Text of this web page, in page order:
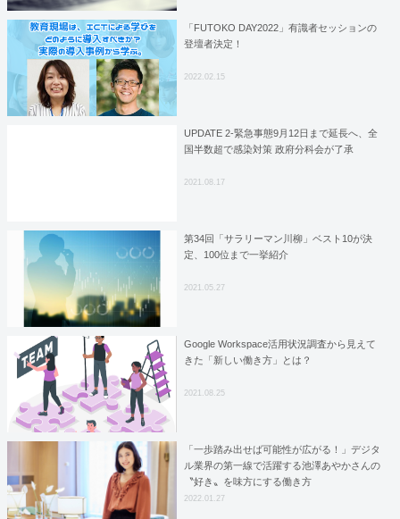
「FUTOKO DAY2022」有識者セッションの
登壇者決定！
2022.02.15
UPDATE 2-緊急事態9月12日まで延長へ、全
国半数超で感染対策 政府分科会が了承
2021.08.17
第34回「サラリーマン川柳」ベスト10が決
定、100位まで一挙紹介
2021.05.27
Google Workspace活用状況調査から見えて
きた「新しい働き方」とは？
2021.08.25
「一歩踏み出せば可能性が広がる！」デジタ
ル業界の第一線で活躍する池澤あやかさんの
〝好き〟を味方にする働き方
2022.01.27